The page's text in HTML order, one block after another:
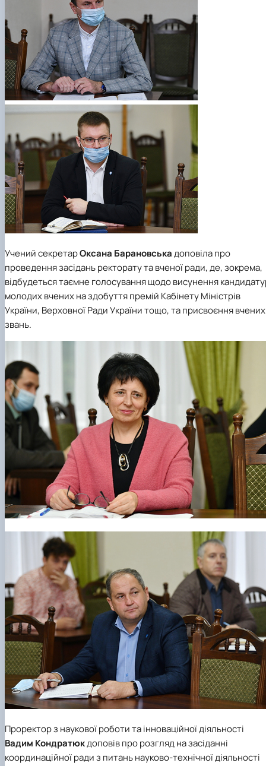
Учений секретарОксана Барановськадоповіла про
проведення засідань ректорату та вченої ради, де, зокрема,
відбудеться таємне голосування щодо висунення
молодих вчених на здобуття премій Кабінету Міністрів
України, Верховної Ради України тощо, та присвоєння вчених
звань.
Проректор з наукової роботи та інноваційної діяльності
Вадим Кондратюкдоповів про розгляд на засіданні
координаційної ради з питань науково-технічної діяльності